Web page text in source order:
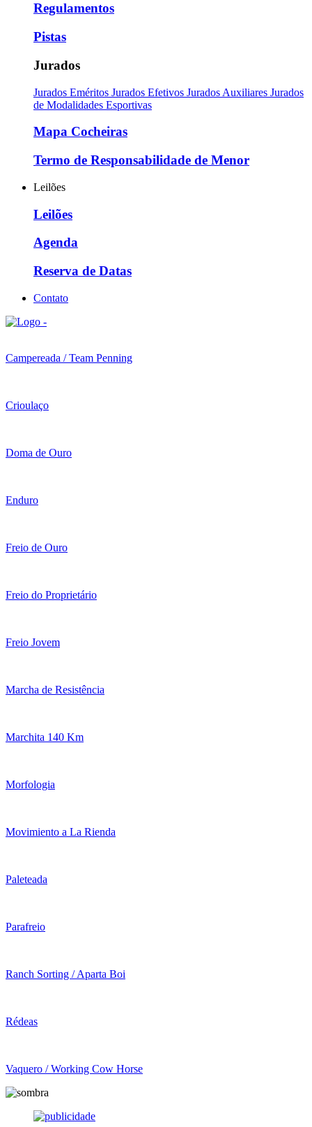
Regulamentos
Pistas
Jurados
Jurados Eméritos Jurados Efetivos Jurados Auxiliares Jurados
de Modalidades Esportivas
Mapa Cocheiras
Termo de Responsabilidade de Menor
Leilões
Leilões
Agenda
Reserva de Datas
Contato
Campereada / Team Penning
Crioulaço
Doma de Ouro
Enduro
Freio de Ouro
Freio do Proprietário
Freio Jovem
Marcha de Resistência
Marchita 140 Km
Morfologia
Movimiento a La Rienda
Paleteada
Parafreio
Ranch Sorting / Aparta Boi
Rédeas
Vaquero / Working Cow Horse